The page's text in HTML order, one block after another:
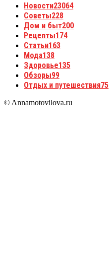
Новости23064
Советы228
Дом и быт200
Рецепты174
Статьи163
Мода138
Здоровье135
Обзоры99
Отдых и путешествия75
© Annamotovilova.ru